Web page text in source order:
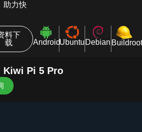
助力快
料下
载
AndroidUbuntu Debian Buildroot
Kiwi Pi 5 Pro